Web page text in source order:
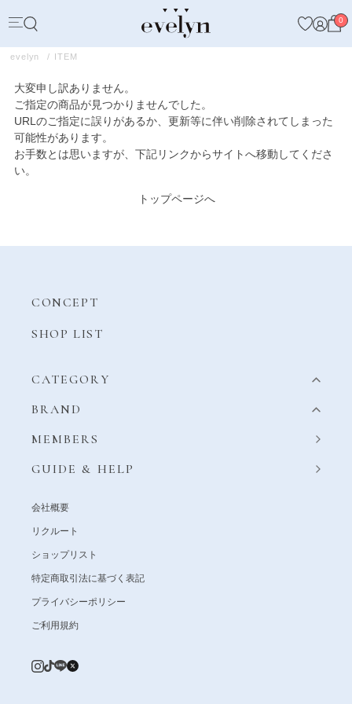
0
evelyn ITEM
大変申し訳ありません。
ご指定の商品が見つかりませんでした。
URLのご指定に誤りがあるか、更新等に伴い削除されてしまった
可能性があります。
お手数とは思いますが、下記リンクからサイトへ移動してくださ
い。
トップページへ
CONCEPT
SHOP LIST
CATEGORY
BRAND
MEMBERS
GUIDE & HELP
会社概要
リクルート
ショップリスト
特定商取引法に基づく表記
プライバシーポリシー
ご利用規約